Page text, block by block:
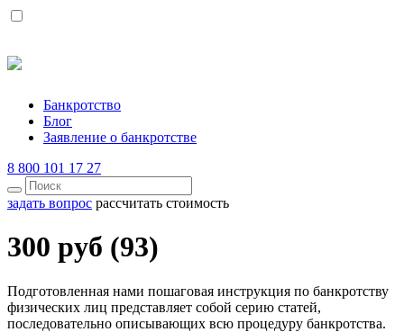
Банкротство
Блог
Заявление о банкротстве
8 800 101 17 27
задать вопрос рассчитать стоимость
300 руб (93)
Подготовленная нами пошаговая инструкция по банкротству
физических лиц представляет собой серию статей,
последовательно описывающих всю процедуру банкротства.